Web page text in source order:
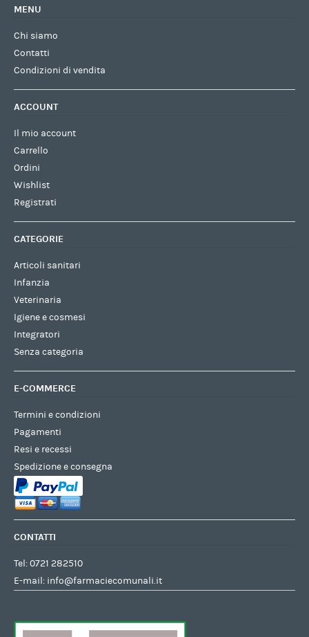
MENU
Chi siamo
Contatti
Condizioni di vendita
ACCOUNT
Il mio account
Carrello
Ordini
Wishlist
Registrati
CATEGORIE
Articoli sanitari
Infanzia
Veterinaria
Igiene e cosmesi
Integratori
Senza categoria
E-COMMERCE
Termini e condizioni
Pagamenti
Resi e recessi
Spedizione e consegna
CONTATTI
Tel:0721 282510
E-mail: info@farmaciecomunali.it